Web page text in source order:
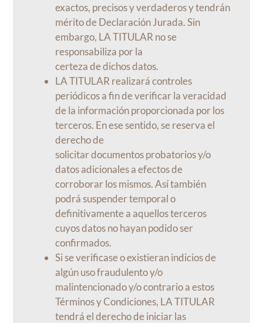
exactos, precisos y verdaderos y tendrán
mérito de Declaración Jurada. Sin
embargo, LA TITULAR no se
responsabiliza por la
certeza de dichos datos.
LA TITULAR realizará controles
periódicos a fin de verificar la veracidad
de la información proporcionada por los
terceros. En ese sentido, se reserva el
derecho de
solicitar documentos probatorios y/o
datos adicionales a efectos de
corroborar los mismos. Así también
podrá suspender temporal o
definitivamente a aquellos terceros
cuyos datos no hayan podido ser
confirmados.
Si se verificase o existieran indicios de
algún uso fraudulento y/o
malintencionado y/o contrario a estos
Términos y Condiciones, LA TITULAR
tendrá el derecho de iniciar las